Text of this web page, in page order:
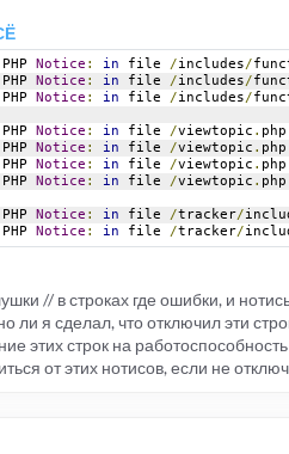
PHP Notice : in file /includes/
PHP Notice : in file /includes/
PHP Notice : in file /includes/
PHP Notice : in file /viewtopic .
PHP Notice : in file /viewtopic .
PHP Notice : in file /viewtopic .
PHP Notice : in file /viewtopic .
PHP Notice : in file /tracker/
PHP Notice : in file /tracker/
// в строках где ошибки, и
ли я сделал, что отключил эти
этих строк на
от этих нотисов, если не